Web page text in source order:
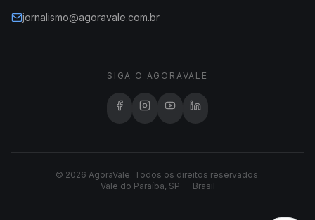
jornalismo@agoravale.com.br
SIGA O AGORAVALE
© 2026 AgoraVale. Todos os direitos reservados.
Vale do Paraíba, SP — Brasil